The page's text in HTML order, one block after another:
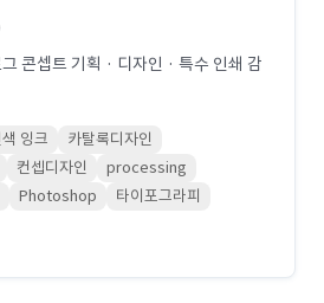
콘셉트 기획 · 디자인 · 특수 인쇄 감
잉크
카탈록디자인
컨셉디자인
processing
Photoshop 타이포그라피